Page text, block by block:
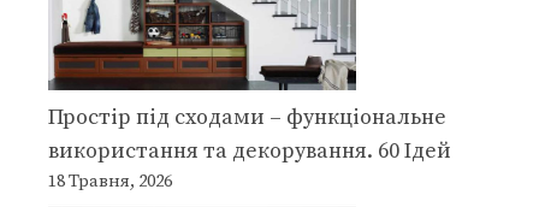
Простір під сходами – функціональне
використання та декорування. 60 Ідей
18 Травня, 2026